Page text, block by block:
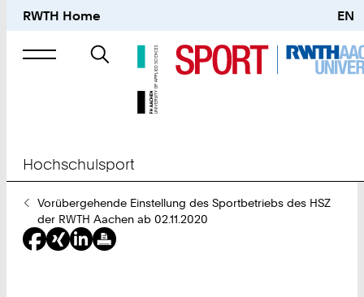
RWTH Home EN
Suche
nach
Hochschulsport
Sie
sind
hier:
Vorübergehende Einstellung des Sportbetriebs des HSZ
der RWTH Aachen ab 02.11.2020